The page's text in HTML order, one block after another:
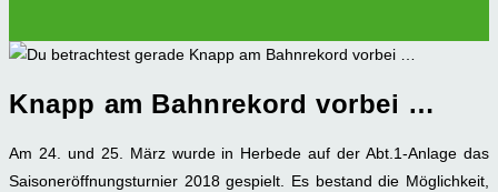
Knapp am Bahnrekord vorbei …
Am 24. und 25. März wurde in Herbede auf der Abt.1-Anlage das
Saisoneröffnungsturnier 2018 gespielt. Es bestand die Möglichkeit,